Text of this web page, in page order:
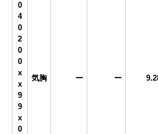
0
4
0
2
0
0
x
x
9
9
x
0
気胸 ー ー